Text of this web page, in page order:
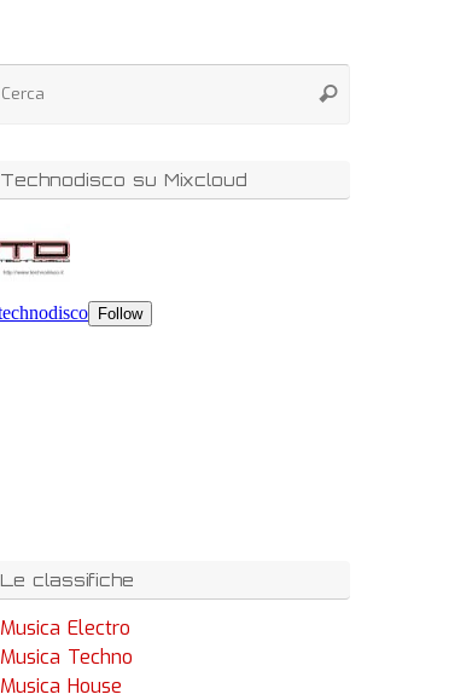
Technodisco su Mixcloud
Le classifiche
Musica Electro
Musica Techno
Musica House